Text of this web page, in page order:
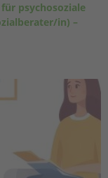
psychosoziale
in) –